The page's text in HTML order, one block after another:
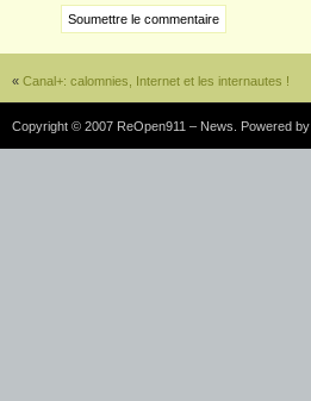
« Canal+: calomnies, Internet et les internautes !
Copyright © 2007 ReOpen911 – News. Powered by